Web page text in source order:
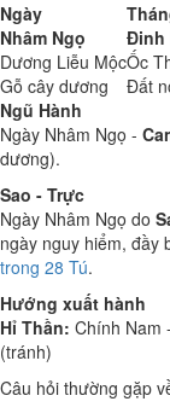
Ngày
Nhâm Ngọ
Đinh
Dương Liễu MộcỐc
Gỗ cây dương
Đất
Ngũ Hành
Ngày Nhâm Ngọ -
dương).
Sao - Trực
Ngày Nhâm Ngọ do
ngày nguy hiểm, đầy
trong 28 Tú.
Hướng xuất hành
Hỉ Thần: Chính Nam -
(tránh)
Câu hỏi thường gặp